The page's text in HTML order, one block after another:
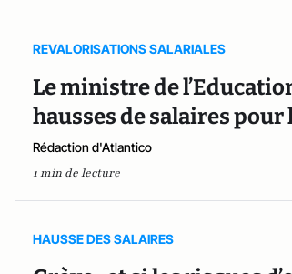
REVALORISATIONS SALARIALES
Le ministre de
hausses de salaires
Rédaction d'Atlantico
1 min de lecture
HAUSSE DES SALAIRES